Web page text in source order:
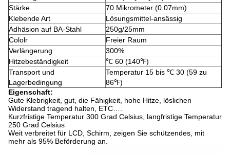
Stärke
70 Mikrometer (0.07mm)
Klebende Art
Lösungsmittel-ansässig
Adhäsion auf BA-Stahl
250g/25mm
Cololr
Freier Raum
Verlängerung
300%
Hitzebeständigkeit
℃ 60 (140℉)
Transport und
Lagerbedingung
Temperatur 15 bis ℃ 30 (59 zu
86℉)
Eigenschaft:
Gute Klebrigkeit, gut, die Fähigkeit, hohe Hitze, löslichen
Widerstand tragend halten, ETC….
Kurzfristige Temperatur 300 Grad Celsius, langfristige Temperatur
250 Grad Celsius
Weit verbreitet für LCD, Schirm, zeigen Sie schützendes, mit
mehr als 95% Beförderung an.